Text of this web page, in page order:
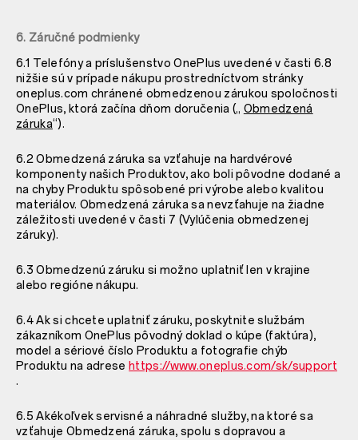
6. Záručné podmienky
6.1 Telefóny a príslušenstvo OnePlus uvedené v časti 6.8
nižšie sú v prípade nákupu prostredníctvom stránky
oneplus.com chránené obmedzenou zárukou spoločnosti
OnePlus, ktorá začína dňom doručenia („ Obmedzená
záruka“).
6.2 Obmedzená záruka sa vzťahuje na hardvérové
komponenty našich Produktov, ako boli pôvodne dodané a
na chyby Produktu spôsobené pri výrobe alebo kvalitou
materiálov. Obmedzená záruka sa nevzťahuje na žiadne
záležitosti uvedené v časti 7 (Vylúčenia obmedzenej
záruky).
6.3 Obmedzenú záruku si možno uplatniť len v krajine
alebo regióne nákupu.
6.4 Ak si chcete uplatniť záruku, poskytnite službám
zákazníkom OnePlus pôvodný doklad o kúpe (faktúra),
model a sériové číslo Produktu a fotografie chýb
Produktu na adrese https://www.oneplus.com/sk/support
.
6.5 Akékoľvek servisné a náhradné služby, na ktoré sa
vzťahuje Obmedzená záruka, spolu s dopravou a